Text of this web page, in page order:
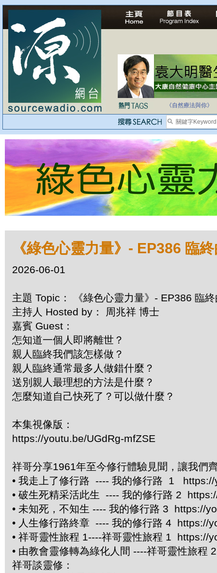
自家教育合法化-
《自然療法與你》
《綠色心靈力量》- EP386 臨
2026-06-01
主題 Topic： 《綠色心靈力量》- EP386 臨
主持人 Hosted by： 周兆祥 博士
嘉賓 Guest：
怎知道一個人即將離世？
親人臨終我們該怎樣做？
親人臨終通常最多人做錯什麼？
送別親人最理想的方法是什麼？
怎麼知道自己快死了？可以做什麼？
本集視像版：
https://youtu.be/UGdRg-mfZSE
祥哥分享1961年至今修行體驗見聞，讓我們
• 我走上了修行路 ---- 我的修行路 1
• 破生死精采活此生 ---- 我的修行路 2
• 未知死，不知生 ---- 我的修行路 3 https://
• 人生修行路終章 ---- 我的修行路 4 https://
• 祥哥靈性旅程 1----祥哥靈性旅程 1 https://
• 由教會靈修轉為綠化人間 ----祥哥靈性旅
祥哥談靈修：